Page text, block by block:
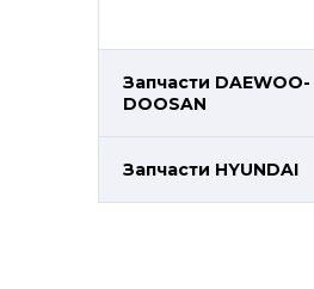
Запчасти DAEWOO-
DOOSAN
Запчасти HYUNDAI